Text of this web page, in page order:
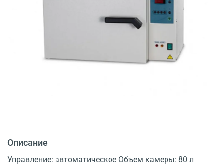
Описание
Управление: автоматическое Объем камеры: 80 л